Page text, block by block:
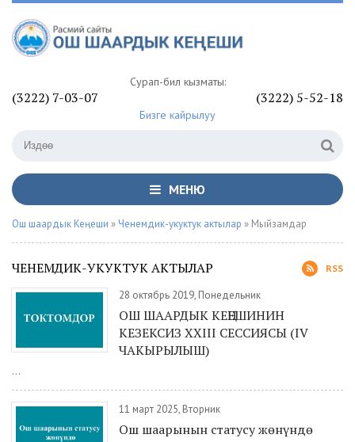
Сурап-билүү кызматы:
(3222) 7-03-07 (3222) 5-52-18
Бизге кайрылуу
МЕНЮ
Ош шаардык Кеңеши » Ченемдик-укуктук актылар » Мыйзамдар
ЧЕНЕМДИК-УКУКТУК АКТЫЛАР RSS
28 октябрь 2019, Понедельник
ОШ ШААРДЫК КЕҢЕШИНИН
КЕЗЕКСИЗ ХXIII СЕССИЯСЫ (IV
ЧАКЫРЫЛЫШ)
...
11 март 2025, Вторник
Ош шаарынын статусу жөнүндө